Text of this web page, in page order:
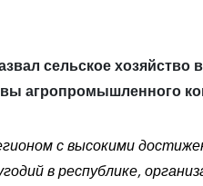
сельское хозяйство
агропромышленного
с высокими
в республике,